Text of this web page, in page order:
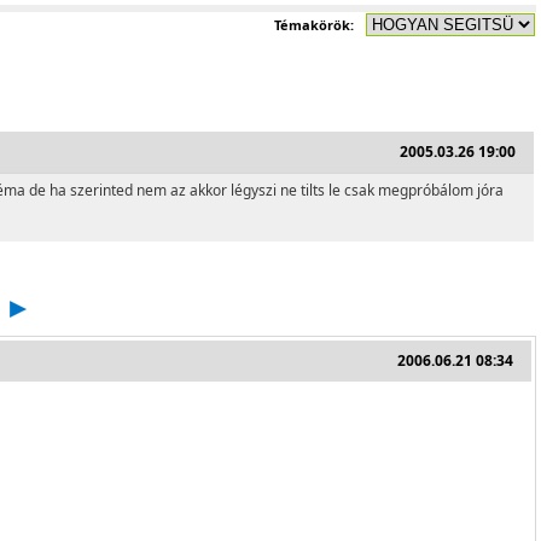
Témakörök:
2005.03.26 19:00
de ha szerinted nem az akkor légyszi ne tilts le csak megpróbálom jóra
2006.06.21 08:34